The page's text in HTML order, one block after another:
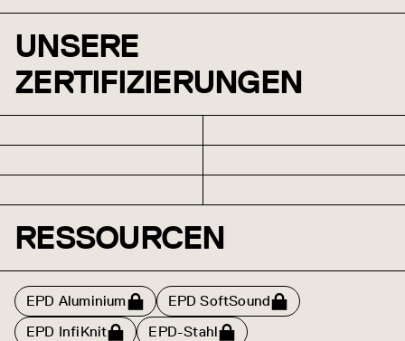
UNSERE
ZERTIFIZIERUNGEN
RESSOURCEN
EPD Aluminium
EPD SoftSound
EPD InfiKnit
EPD-Stahl